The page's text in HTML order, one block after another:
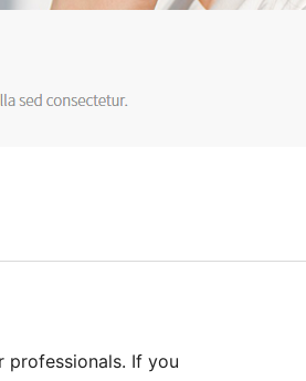
professionals. If you